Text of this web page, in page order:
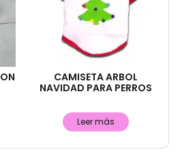
CAMISETA ARBOL
NAVIDAD PARA PERROS
Leer más